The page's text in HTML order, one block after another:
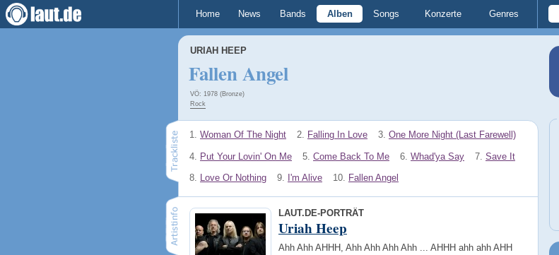
Home News Bands Alben Songs Konzerte Genres
URIAH HEEP
Fallen Angel
VÖ: 1978 (Bronze)
Rock
1. Woman Of The Night 2. Falling In Love 3. One More Night (Last Farewell)
4. Put Your Lovin' On Me 5. Come Back To Me 6. Whad'ya Say 7. Save It
8. Love Or Nothing 9. I'm Alive 10. Fallen Angel
LAUT.DE-PORTRÄT
Uriah Heep
Ahh Ahh AHHH, Ahh Ahh Ahh Ahh ... AHHH ahh ahh AHH